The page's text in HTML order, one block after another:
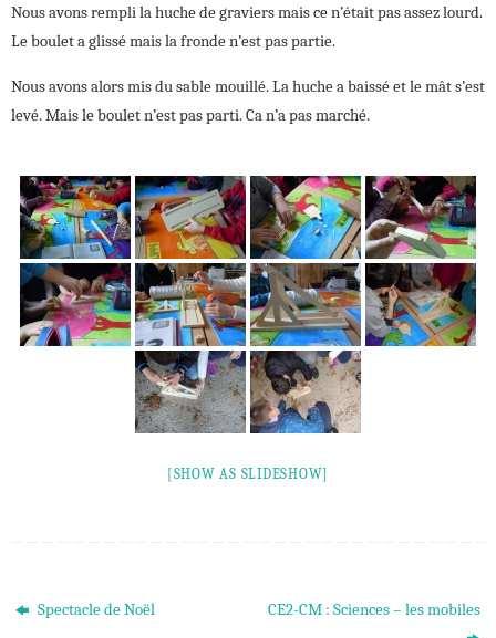
Nous avons rempli la huche de graviers mais ce n’était pas assez lourd.
Le boulet a glissé mais la fronde n’est pas partie.
Nous avons alors mis du sable mouillé. La huche a baissé et le mât s’est
levé. Mais le boulet n’est pas parti. Ca n’a pas marché.
[SHOW AS SLIDESHOW]
Spectacle de Noël CE2-CM : Sciences – les mobiles